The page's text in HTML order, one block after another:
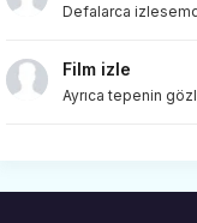
Defalarca
Film izle
Ayrıca tepenin